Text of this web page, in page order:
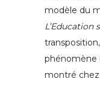
modèle du
L’Education
phénomène
montré